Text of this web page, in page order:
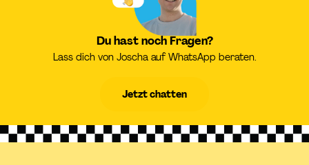
Du hast noch Fragen?
Lass dich von Joscha auf WhatsApp beraten.
Jetzt chatten